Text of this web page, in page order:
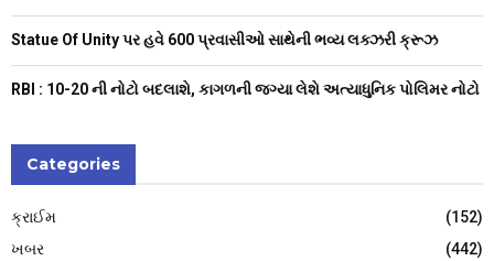
Statue Of Unity પર હવે 600 પ્રવાસીઓ સાથેની ભવ્ય લક્ઝરી ક્રૂઝ
RBI : ₹10-20 ની નોટો બદલાશે, કાગળની જગ્યા લેશે અત્યાધુનિક પોલિમર નોટો
Categories
ક્રાઈમ
(152)
ખબર
(442)